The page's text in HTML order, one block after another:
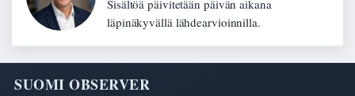
Sisältöä päivitetään päivän aikana
läpinäkyvällä lähdearvioinnilla.
SUOMI OBSERVER